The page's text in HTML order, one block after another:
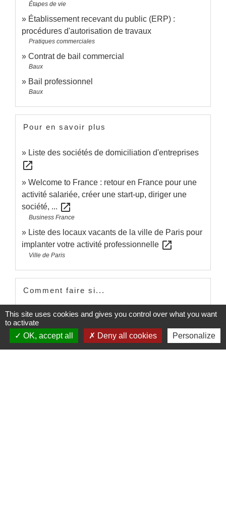
Étapes de vie
Établissement recevant du public (ERP) :
procédures d'autorisation de travaux
Pratiques commerciales
Contrat de bail commercial
Baux
Bail professionnel
Baux
Pour en savoir plus
Liste des sociétés de domiciliation d'entreprises
open_in_new
Welcome to France : retour en France pour une
activité salariée, créer une start-up, diriger une
société, ... open_in_new
Business France
Liste des locaux vacants de la ville de Paris pour
implanter votre activité professionnelle open_in_new
Ville de Paris
Comment faire si...
Ouvrir un commerce
This site uses cookies and gives you control over what you want
to activate
OK, accept all
Deny all cookies Personalize